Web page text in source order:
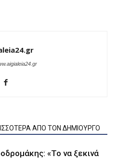
ΑΠΟ ΤΟΝ ΔΗΜΙΟΥΡΓΟ
«Το να ξεκινά